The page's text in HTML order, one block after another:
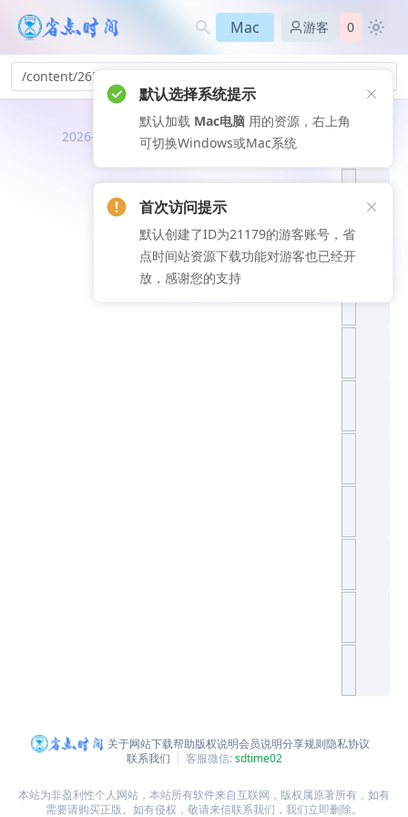
Mac 游客 0
/content/265
2026-08-08
推荐文
关于网站下载帮助版权说明会员说明分享规则隐私协议
联系我们
客服微信:sdtime02
本站为非盈利性个人网站，本站所有软件来自互联网，版权属原著所有，如有
需要请购买正版。如有侵权，敬请来信联系我们，我们立即删除。
默认选择系统提示
默认加载 Mac电脑 用的资源，右上角
可切换Windows或Mac系统
首次访问提示
默认创建了ID为21179的游客账号，省
点时间站资源下载功能对游客也已经开
放，感谢您的支持